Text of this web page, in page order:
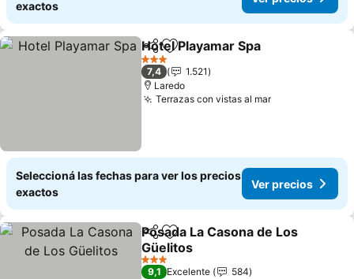
exactos
CompartirAñadir a favoritos
Hotel Playamar Spa
3 Estrellas
7,4
1.521
Laredo
Terrazas con vistas al marVer precios
Seleccioná las fechas para ver los precios
exactos
Ver precios
CompartirAñadir a favoritos
Posada La Casona de Los
Güelitos
Ver precios
3 Estrellas
9,1 Excelente
584